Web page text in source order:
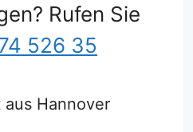
Rufen Sie
526 35
Hannover